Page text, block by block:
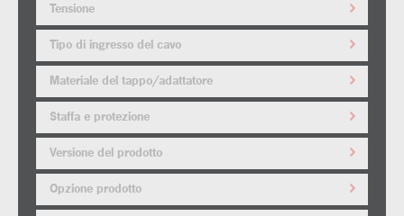
Tensione
Tipo di ingresso del cavo
Materiale del tappo/adattatore
Staffa e protezione
Versione del prodotto
Opzione prodotto